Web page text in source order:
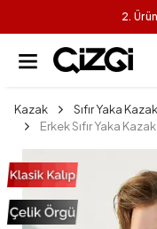
2.
Kazak
Sıfır Yaka Kazak
Erkek Sıfır Yaka